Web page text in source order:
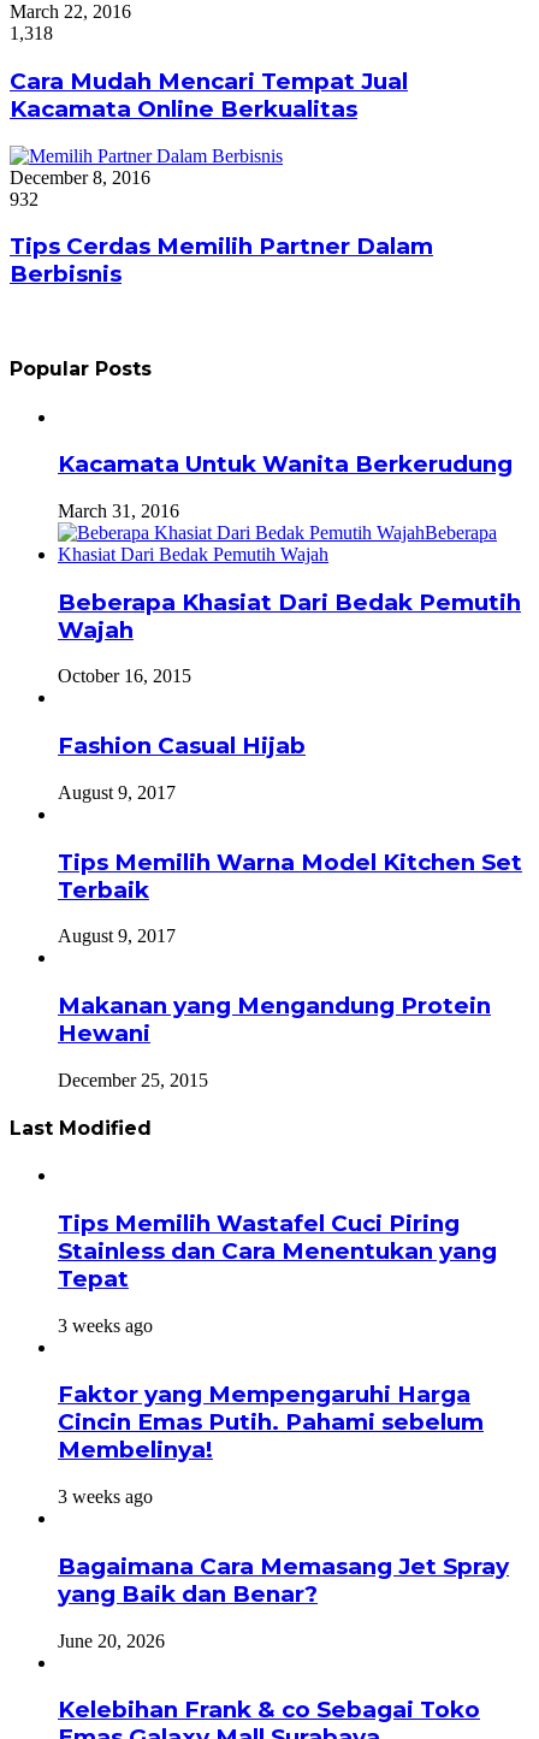
March 22, 2016
1,318
Cara Mudah Mencari Tempat Jual
Kacamata Online Berkualitas
December 8, 2016
932
Tips Cerdas Memilih Partner Dalam
Berbisnis
Popular Posts
Kacamata Untuk Wanita Berkerudung
March 31, 2016
Beberapa Khasiat Dari Bedak Pemutih
Wajah
October 16, 2015
Fashion Casual Hijab
August 9, 2017
Tips Memilih Warna Model Kitchen Set
Terbaik
August 9, 2017
Makanan yang Mengandung Protein
Hewani
December 25, 2015
Last Modified
Tips Memilih Wastafel Cuci Piring
Stainless dan Cara Menentukan yang
Tepat
3 weeks ago
Faktor yang Mempengaruhi Harga
Cincin Emas Putih. Pahami sebelum
Membelinya!
3 weeks ago
Bagaimana Cara Memasang Jet Spray
yang Baik dan Benar?
June 20, 2026
Kelebihan Frank & co Sebagai Toko